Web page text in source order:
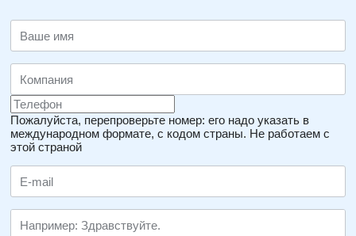
Пожалуйста, перепроверьте номер: его надо указать в
международном формате, с кодом страны. Не работаем с
этой страной